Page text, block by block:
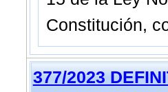
Constitución,
377/2023